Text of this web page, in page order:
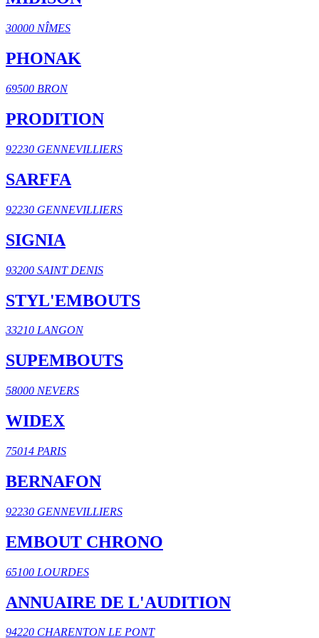
30000 NÎMES
PHONAK
69500 BRON
PRODITION
92230 GENNEVILLIERS
SARFFA
92230 GENNEVILLIERS
SIGNIA
93200 SAINT DENIS
STYL'EMBOUTS
33210 LANGON
SUPEMBOUTS
58000 NEVERS
WIDEX
75014 PARIS
BERNAFON
92230 GENNEVILLIERS
EMBOUT CHRONO
65100 LOURDES
ANNUAIRE DE L'AUDITION
94220 CHARENTON LE PONT